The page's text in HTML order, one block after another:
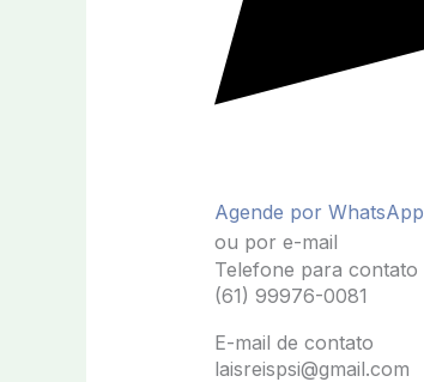
Agende por WhatsApp
ou por e-mail
Telefone para contato
(61) 99976-0081
E-mail de contato
laisreispsi@gmail.com